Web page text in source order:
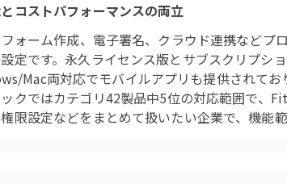
コストパフォーマンスの両立
ォーム作成、電子署名、クラウド連携など
定です。永久ライセンス版とサブスクリプシ
Mac両対応でモバイルアプリも提供されて
クではカテゴリ42製品中5位の対応範囲で、
限設定などをまとめて扱いたい企業で、機能